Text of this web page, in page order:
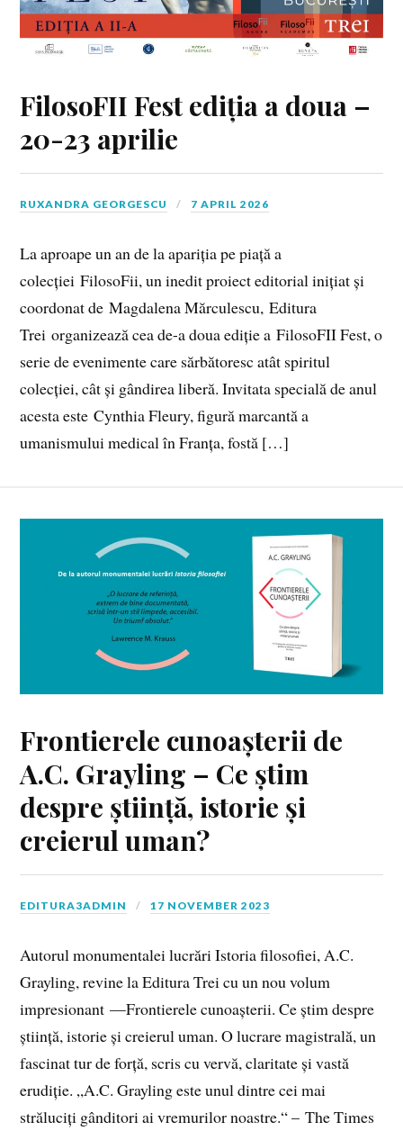
FilosoFII Fest ediția a doua –
20-23 aprilie
RUXANDRA GEORGESCU 7 APRIL 2026
La aproape un an de la apariția pe piață a
colecției FilosoFii, un inedit proiect editorial inițiat și
coordonat de Magdalena Mărculescu, Editura
Trei organizează cea de-a doua ediție a FilosoFII Fest, o
serie de evenimente care sărbătoresc atât spiritul
colecției, cât și gândirea liberă. Invitata specială de anul
acesta este Cynthia Fleury, figură marcantă a
umanismului medical în Franța, fostă […]
Frontierele cunoașterii de
A.C. Grayling – Ce știm
despre știință, istorie și
creierul uman?
EDITURA3ADMIN 17 NOVEMBER 2023
Autorul monumentalei lucrări Istoria filosofiei, A.C.
Grayling, revine la Editura Trei cu un nou volum
impresionant —Frontierele cunoașterii. Ce știm despre
știință, istorie și creierul uman. O lucrare magistrală, un
fascinat tur de forță, scris cu vervă, claritate și vastă
erudiție. „A.C. Grayling este unul dintre cei mai
străluciți gânditori ai vremurilor noastre.“ – The Times